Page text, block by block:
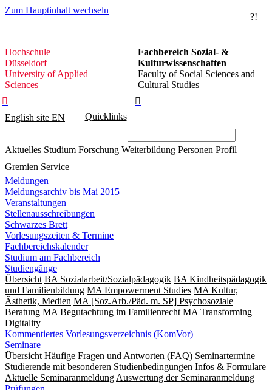
Zum Hauptinhalt wechseln
?!
Hochschule
Düsseldorf
Hochschule
Düsseldorf
University of Applied
Sciences
Fachbereich Sozial- &
Kulturwissenschaften
Faculty of Social Sciences and
Cultural Studies


English site EN Quicklinks
Aktuelles Studium Forschung Weiterbildung Personen Profil
Gremien Service
Meldungen
Meldungsarchiv bis Mai 2015
Veranstaltungen
Stellenausschreibungen
Schwarzes Brett
Vorlesungszeiten & Termine
Fachbereichskalender
Studium am Fachbereich
Studiengänge
Übersicht BA Sozialarbeit/Sozialpädagogik BA Kindheitspädagogik
und Familienbildung MA Empowerment Studies MA Kultur,
Ästhetik, Medien MA [Soz.Arb./Päd. m. SP] Psychosoziale
Beratung MA Begut­ach­tung im Fami­lien­recht MA Transforming
Digitality
Kommentiertes Vorlesungsverzeichnis (KomVor)
Seminare
Übersicht Häufige Fragen und Antworten (FAQ) Seminartermine
Studierende mit besonderen Studienbedingungen Infos & Formulare
Aktuelle Seminaranmeldung Auswertung der Seminaranmeldung